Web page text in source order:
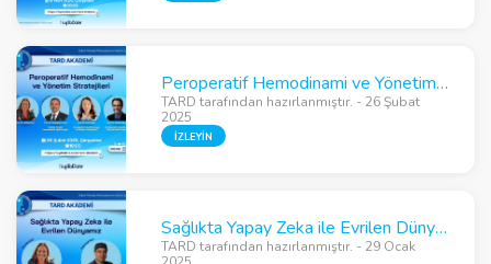
Peroperatif Hemodinami ve Yönetim Stratejileri
TARD tarafından hazırlanmıştır. - 26 Şubat
2025
İZLEYİN
Sağlıkta Yapay Zeka ile Evrilen Dünyamız
TARD tarafından hazırlanmıştır. - 29 Ocak